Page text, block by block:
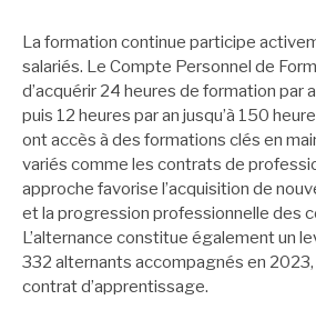
La formation continue participe
salariés. Le Compte Personnel de
d’acquérir 24 heures de formation par
puis 12 heures par an jusqu’à 150
ont accès à des formations clés en
variés comme les contrats de
approche favorise l’acquisition de
et la progression professionnelle des
L’alternance constitue également un
332 alternants accompagnés en
contrat d’apprentissage.